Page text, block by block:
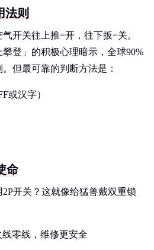
法则
开关往上推=开，往下扳=关。
登」的积极心理暗示，全球90%
但最可靠的判断方法是：
或汉字）
命
开关？这就像给猛兽戴双重锁
零线，维修更安全